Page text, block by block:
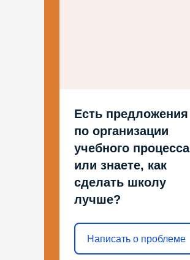
Есть предложения
по организации
учебного процесса
или знаете, как
сделать школу
лучше?
Написать о проблеме